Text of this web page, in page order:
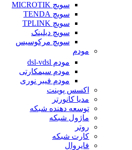
سویچ MICROTIK
سویچ TENDA
سویچ TPLINK
سویچ دیلینک
سویچ مرکوسیس
مودم
مودم dsl-vdsl
مودم سیمکارتی
مودم فیبر نوری
اکسس پوینت
مدیا کانورتر
توسعه دهنده شبکه
ماژول شبکه
روتر
کارت شبکه
فایروال